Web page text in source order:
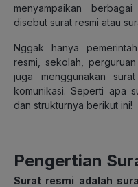
menyampaikan
disebut surat resmi atau
Nggak hanya
resmi, sekolah,
juga menggunakan
komunikasi. Seperti apa
dan strukturnya berikut ini!
Pengertian
Surat resmi adalah